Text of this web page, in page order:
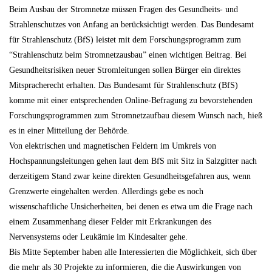
Beim Ausbau der Stromnetze müssen Fragen des Gesundheits- und
Strahlenschutzes von Anfang an berücksichtigt werden. Das Bundesamt
für Strahlenschutz (BfS) leistet mit dem Forschungsprogramm zum
“Strahlenschutz beim Stromnetzausbau” einen wichtigen Beitrag. Bei
Gesundheitsrisiken neuer Stromleitungen sollen Bürger ein direktes
Mitspracherecht erhalten. Das Bundesamt für Strahlenschutz (BfS)
komme mit einer entsprechenden Online-Befragung zu bevorstehenden
Forschungsprogrammen zum Stromnetzaufbau diesem Wunsch nach, hieß
es in einer Mitteilung der Behörde.
Von elektrischen und magnetischen Feldern im Umkreis von
Hochspannungsleitungen gehen laut dem BfS mit Sitz in Salzgitter nach
derzeitigem Stand zwar keine direkten Gesundheitsgefahren aus, wenn
Grenzwerte eingehalten werden. Allerdings gebe es noch
wissenschaftliche Unsicherheiten, bei denen es etwa um die Frage nach
einem Zusammenhang dieser Felder mit Erkrankungen des
Nervensystems oder Leukämie im Kindesalter gehe.
Bis Mitte September haben alle Interessierten die Möglichkeit, sich über
die mehr als 30 Projekte zu informieren, die die Auswirkungen von